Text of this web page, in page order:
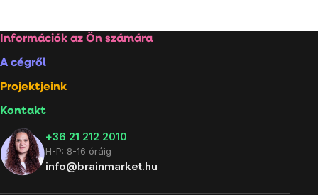
elemei
Lábléc
Információk az Ön számára
A cégről
Projektjeink
Kontakt
+36 21 212 2010
H-P: 8-16 óráig
info@brainmarket.hu